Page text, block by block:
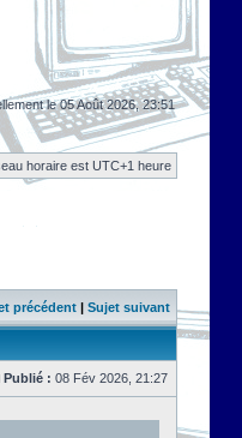
le 05 Août 2026, 23:51
horaire est UTC+1 heure
précédent | Sujet suivant
Publié : 08 Fév 2026, 21:27